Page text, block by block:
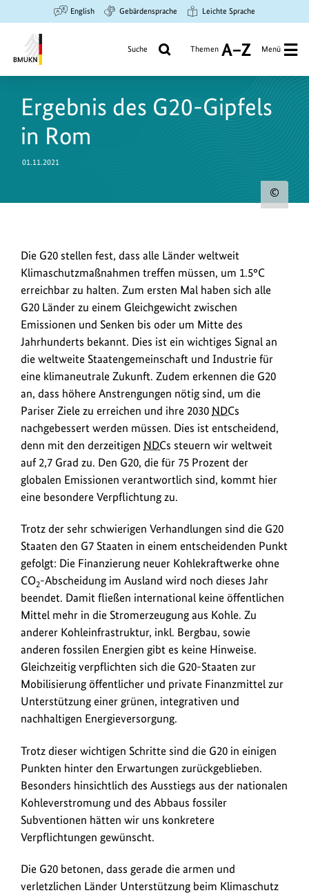
Hauptinhalt
springen
Suche
springen
Hauptnavigation
springen
English Gebärdensprache Leichte Sprache
Umwelt,
Klimaschutz,
Naturschutz
Suche Themen
A
Z
Menü
Ergebnis des G20-Gipfels
in Rom
01.11.2021
Zum
ersten
Mal
haben
sich
alle
G20
Länder
einem
zwischen
Emissionen
und
Senken
bis
um
Mitte
des
Jahrhunderts
bekannt.
Die G20 stellen fest, dass alle Länder weltweit
Klimaschutzmaßnahmen treffen müssen, um 1.5°C
erreichbar zu halten. Zum ersten Mal haben sich alle
G20 Länder zu einem Gleichgewicht zwischen
Emissionen und Senken bis oder um Mitte des
Jahrhunderts bekannt. Dies ist ein wichtiges Signal an
die weltweite Staatengemeinschaft und Industrie für
eine klimaneutrale Zukunft. Zudem erkennen die G20
an, dass höhere Anstrengungen nötig sind, um die
Pariser Ziele zu erreichen und ihre 2030 NDCs
nachgebessert werden müssen. Dies ist entscheidend,
denn mit den derzeitigen NDCs steuern wir weltweit
auf 2,7 Grad zu. Den G20, die für 75 Prozent der
globalen Emissionen verantwortlich sind, kommt hier
eine besondere Verpflichtung zu.
Trotz der sehr schwierigen Verhandlungen sind die G20
Staaten den G7 Staaten in einem entscheidenden Punkt
gefolgt: Die Finanzierung neuer Kohlekraftwerke ohne
CO2-Abscheidung im Ausland wird noch dieses Jahr
beendet. Damit fließen international keine öffentlichen
Mittel mehr in die Stromerzeugung aus Kohle. Zu
anderer Kohleinfrastruktur, inkl. Bergbau, sowie
anderen fossilen Energien gibt es keine Hinweise.
Gleichzeitig verpflichten sich die G20-Staaten zur
Mobilisierung öffentlicher und private Finanzmittel zur
Unterstützung einer grünen, integrativen und
nachhaltigen Energieversorgung.
Trotz dieser wichtigen Schritte sind die G20 in einigen
Punkten hinter den Erwartungen zurückgeblieben.
Besonders hinsichtlich des Ausstiegs aus der nationalen
Kohleverstromung und des Abbaus fossiler
Subventionen hätten wir uns konkretere
Verpflichtungen gewünscht.
Die G20 betonen, dass gerade die armen und
verletzlichen Länder Unterstützung beim Klimaschutz